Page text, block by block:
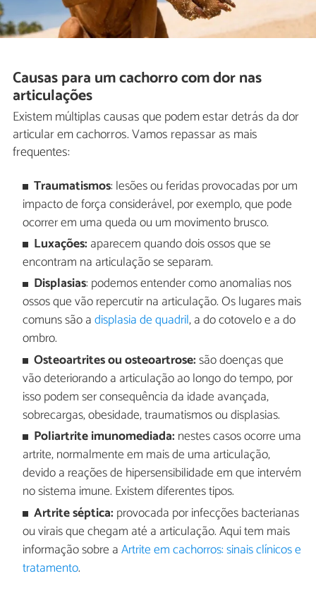
Causas para um cachorro com dor nas
articulações
Existem múltiplas causas que podem estar detrás da dor
articular em cachorros. Vamos repassar as mais
frequentes:
Traumatismos: lesões ou feridas provocadas por um
impacto de força considerável, por exemplo, que pode
ocorrer em uma queda ou um movimento brusco.
Luxações: aparecem quando dois ossos que se
encontram na articulação se separam.
Displasias: podemos entender como anomalias nos
ossos que vão repercutir na articulação. Os lugares mais
comuns são adisplasia de quadril, a do cotovelo e a do
ombro.
Osteoartrites ou osteoartrose:são doenças que
vão deteriorando a articulação ao longo do tempo, por
isso podem ser consequência da idade avançada,
sobrecargas, obesidade, traumatismos ou displasias.
Poliartrite imunomediada: nestes casos ocorre uma
artrite, normalmente em mais de uma articulação,
devido a reações de hipersensibilidade em que intervém
no sistema imune. Existem diferentes tipos.
Artrite séptica: provocada por infecções bacterianas
ou virais que chegam até a articulação. Aqui tem mais
informação sobre aArtrite em cachorros: sinais clínicos e
tratamento.